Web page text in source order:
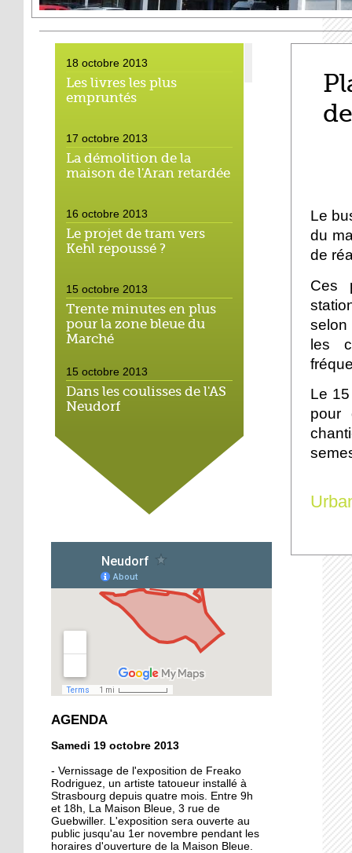
18 octobre 2013
Les livres les plus
empruntés
17 octobre 2013
La démolition de la
maison de l'Aran retardée
16 octobre 2013
Le projet de tram vers
Kehl repoussé ?
15 octobre 2013
Trente minutes en plus
pour la zone bleue du
Marché
15 octobre 2013
Dans les coulisses de l'AS
Neudorf
15 octobre 2013
Place du marché : les
vieux vélos roulent
clichés
14 octobre 2013
Tapis rouge sous ciel gris
14 octobre 2013
Football : l'AS Neudorf
crée la surprise en Coupe
Christian Wahl obtient la
baguette d'or 2013
11 octobre 2013
AGENDA
Samedi 19 octobre 2013
- Vernissage de l'exposition de Freako
Rodriguez, un artiste tatoueur installé à
Strasbourg depuis quatre mois. Entre 9h
et 18h, La Maison Bleue, 3 rue de
Guebwiller. L'exposition sera ouverte au
public jusqu'au 1er novembre pendant les
horaires d'ouverture de la Maison Bleue.
Le
du
de
Ces
selon
les
Le
pour